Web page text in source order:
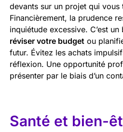
devants sur un projet qui
Financièrement, la prudence
inquiétude excessive. C’est
réviser votre budget ou
futur. Évitez les achats
réflexion. Une opportunité
présenter par le biais d’un
Santé et bien-